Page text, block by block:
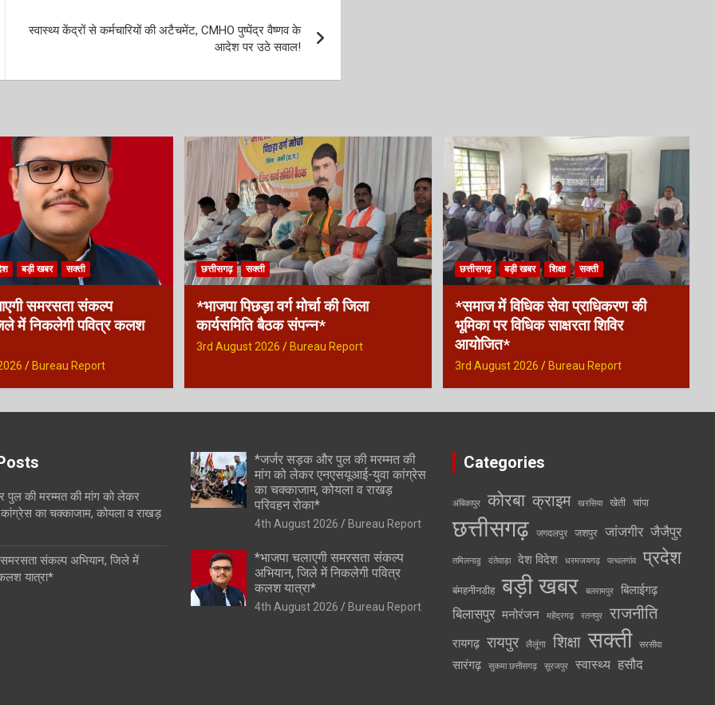
स्वास्थ्य केंद्रों से कर्मचारियों की अटैचमेंट, CMHO पुष्पेंद्र वैष्णव के
आदेश पर उठे सवाल!
बड़ी खबर सक्ती
समरसता संकल्प
में निकलेगी पवित्र कलश
Bureau Report
छत्तीसगढ़ सक्ती
*भाजपा पिछड़ा वर्ग मोर्चा की जिला
कार्यसमिति बैठक संपन्न*
3rd August 2026 Bureau Report
छत्तीसगढ़ बड़ी खबर शिक्षा सक्ती
*समाज में विधिक सेवा प्राधिकरण की
भूमिका पर विधिक साक्षरता शिविर
आयोजित*
3rd August 2026 Bureau Report
की मरम्मत की मांग को लेकर
का चक्काजाम, कोयला व राखड़
समरसता संकल्प अभियान, जिले में
यात्रा*
*जर्जर सड़क और पुल की मरम्मत की
मांग को लेकर एनएसयूआई-युवा कांग्रेस
का चक्काजाम, कोयला व राखड़
परिवहन रोका*
4th August 2026 Bureau Report
*भाजपा चलाएगी समरसता संकल्प
अभियान, जिले में निकलेगी पवित्र
कलश यात्रा*
4th August 2026 Bureau Report
Categories
अंबिकापुर कोरबा क्राइम खरसिया खेती चांपा
छत्तीसगढ़ जगदलपुर जशपुर जांजगीर जैजैपुर
तमिलनाडु दंतेवाड़ा देश विदेश धरमजयगढ़ पत्थलगांव प्रदेश
बंमहनीनडीह बड़ी खबर बलरामपुर बिलाईगढ़
बिलासपुर मनोरंजन महेंद्रगढ़ रतनपुर राजनीति
रायगढ़ रायपुर लैलूंगा शिक्षा सक्ती सरसीवा
सारंगढ़ सुकमा छत्तीसगढ़ सूरजपुर स्वास्थ्य हसौद